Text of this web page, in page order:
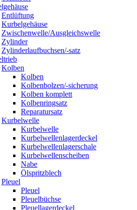
Entlüftung
Kurbelgehäuse
Zwischenwelle/Ausgleichswelle
Zylinder
Zylinderlaufbuchsen/-satz
Kolben
Kolben
Kolbenbolzen/-sicherung
Kolben komplett
Kolbenringsatz
Reparatursatz
Kurbelwelle
Kurbelwelle
Kurbelwellenlagerdeckel
Kurbelwellenlagerschale
Kurbelwellenscheiben
Nabe
Ölspritzblech
Pleuel
Pleuel
Pleuelbüchse
Pleuellagerdeckel